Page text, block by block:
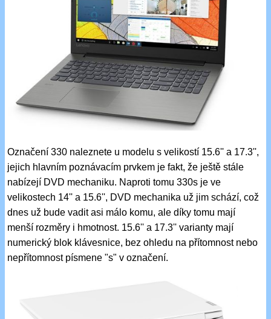
Označení 330 naleznete u modelu s velikostí 15.6'' a 17.3'',
jejich hlavním poznávacím prvkem je fakt, že ještě stále
nabízejí DVD mechaniku. Naproti tomu 330s je ve
velikostech 14'' a 15.6'', DVD mechanika už jim schází, což
dnes už bude vadit asi málo komu, ale díky tomu mají
menší rozměry i hmotnost. 15.6'' a 17.3'' varianty mají
numerický blok klávesnice, bez ohledu na přítomnost nebo
nepřítomnost písmene "s" v označení.